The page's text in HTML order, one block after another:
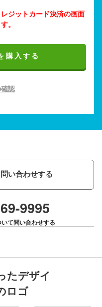
ジットカード決済の画面
。
購入する
認
い合わせする
9995
て問い合わせする
たデザイ
ロゴ